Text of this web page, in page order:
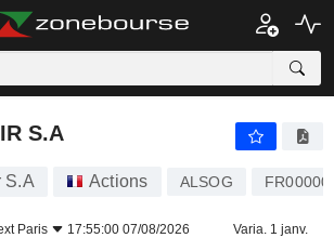
S.A
S.A Actions ALSOG
Paris 17:55:00 07/08/2026 Varia. 1 janv.